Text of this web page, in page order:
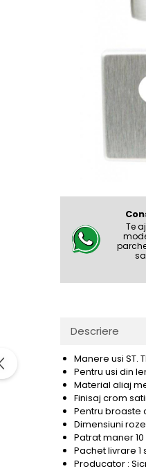
Style 8mm
Kaindl - Laminat
Kronotex - Laminat
Exquisit 8 mm
Mammut 12 mm
Progress 10 mm
Robusto 12 mm
Te
Descriere
Manere usi ST.
Pentru usi din
Material aliaj
Finisaj crom
Pentru broaste
Dimensiuni
Patrat maner
Pachet livrare 1
Producator :